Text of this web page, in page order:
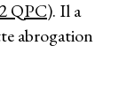
QPC). Il a
abrogation